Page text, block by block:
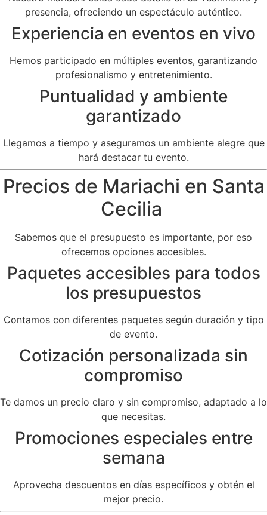
presencia, ofreciendo un espectáculo auténtico.
Experiencia en eventos en vivo
Hemos participado en múltiples eventos, garantizando
profesionalismo y entretenimiento.
Puntualidad y ambiente
garantizado
Llegamos a tiempo y aseguramos un ambiente alegre que
hará destacar tu evento.
Precios de Mariachi en Santa
Cecilia
Sabemos que el presupuesto es importante, por eso
ofrecemos opciones accesibles.
Paquetes accesibles para todos
los presupuestos
Contamos con diferentes paquetes según duración y tipo
de evento.
Cotización personalizada sin
compromiso
Te damos un precio claro y sin compromiso, adaptado a lo
que necesitas.
Promociones especiales entre
semana
Aprovecha descuentos en días específicos y obtén el
mejor precio.